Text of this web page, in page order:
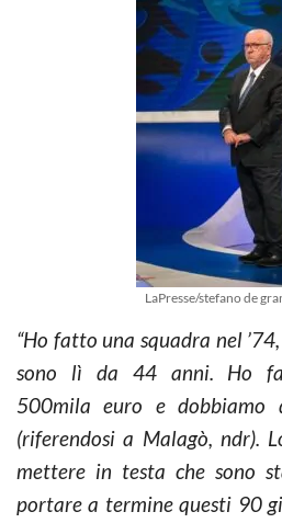
LaPresse/stefano de
“Ho fatto una squadra nel
sono lì da 44 anni. Ho
500mila euro e dobbiamo
(riferendosi a Malagò, ndr).
mettere in testa che sono
portare a termine questi 90